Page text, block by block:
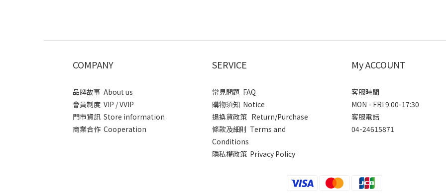
COMPANY
品牌故事 About us
會員制度 VIP / VVIP
門市資訊 Store information
商業合作 Cooperation
SERVICE
常見問題 FAQ
購物須知 Notice
退換貨政策 Return/Purchase
條款及細則 Terms and
Conditions
隱私權政策 Privacy Policy
My ACCOUNT
客服時間
MON - FRI 9:00-17:30
客服電話
04-24615871